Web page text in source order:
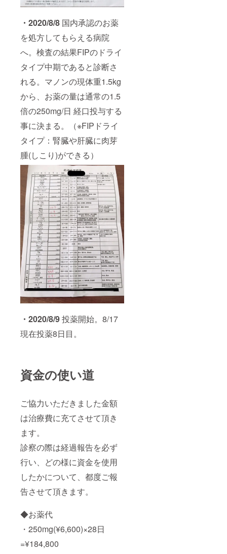
・2020/8/8 国内承認のお薬
を処方してもらえる病院
へ。検査の結果FIPのドライ
タイプ中期であると診断さ
れる。マノンの現体重1.5kg
から、お薬の量は通常の1.5
倍の250mg/日 経口投与する
事に決まる。（※FIPドライ
タイプ：腎臓や肝臓に肉芽
腫(しこり)ができる）
・2020/8/9投薬開始。8/17
現在投薬8日目。
資金の使い道
ご協力いただきました金額
は治療費に充てさせて頂き
ます。
診察の際は経過報告を必ず
行い、どの様に資金を使用
したかについて、都度ご報
告させて頂きます。
◆お薬代
・250mg(¥6,600)×28日
=¥184,800